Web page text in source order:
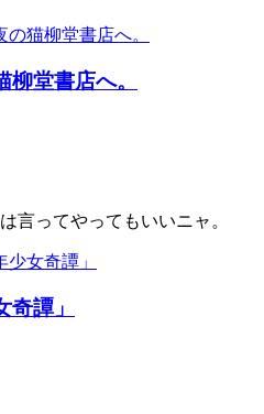
堂書店へ。
言ってやってもいいニャ。
奇譚」